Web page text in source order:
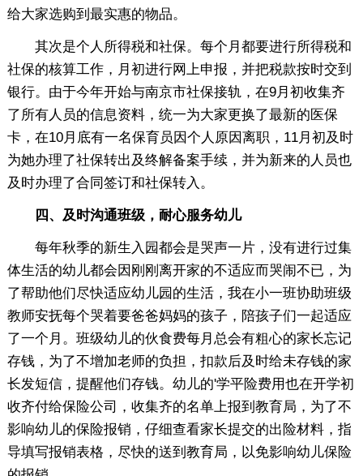
给大家选购到最实惠的物品。
其次是个人所得税和社保。每个月都要进行所得税和
社保的核算工作，月初进行网上申报，并把税款按时交到
银行。由于今年开始与南京市社保接轨，在9月初收集齐
了所有人员的信息资料，统一为大家更换了最新的医保
卡，在10月底有一名保育员因个人原因离职，11月初及时
为她办理了社保转出及终解备案手续，并为新来的人员也
及时办理了合同签订和社保转入。
四、及时沟通班级，耐心服务幼儿
每年秋季的新生入园都会是哭声一片，没有进行过集
体生活的幼儿都会因刚刚离开家的不适应而哭闹不已，为
了帮助他们尽快适应幼儿园的生活，我在小一班协助班级
教师安抚每个哭着要爸爸妈妈的孩子，陪孩子们一起适应
了一个月。班级幼儿的伙食费每月总会有粗心的家长忘记
存钱，为了不增加老师的负担，扣款后及时给未存钱的家
长发短信，提醒他们存钱。幼儿的'学平险费用也在开学初
收齐付给保险公司，收集齐的名单上报到教育局，为了不
影响幼儿的保险报销，仔细查看家长提交的出险材料，指
导填写报销表格，尽快的送到教育局，以免影响幼儿保险